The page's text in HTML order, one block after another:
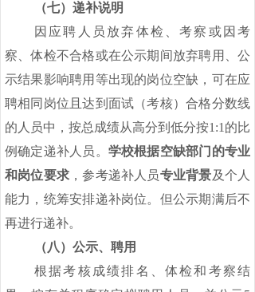
（七）递补说明
因应聘人员放弃体检、考察或因考
察、体检不合格或在公示期间放弃聘用、公
示结果影响聘用等出现的岗位空缺，可在应
聘相同岗位且达到面试（考核）合格分数线
的人员中，按总成绩从高分到低分按1:1的比
例确定递补人员。 学校根据空缺部门的专业
和岗位要求 ，参考递补人员专业背景及个人
能力，统筹安排递补岗位。但公示期满后不
再进行递补。
（八）公示、聘用
根据考核成绩排名、体检和考察结